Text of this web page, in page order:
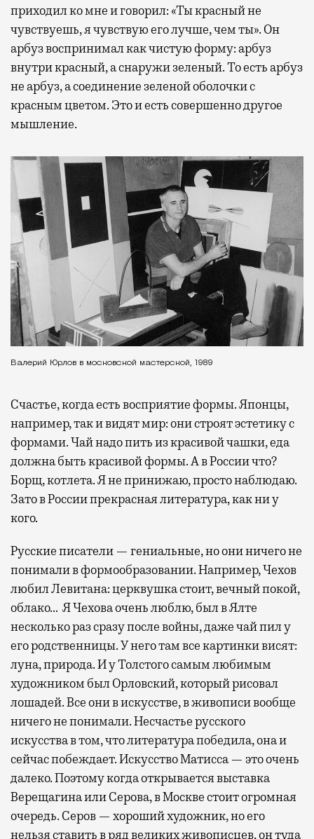
приходил ко мне и говорил: «Ты красный не
чувствуешь, я чувствую его лучше, чем ты». Он
арбуз воспринимал как чистую форму: арбуз
внутри красный, а снаружи зеленый. То есть арбуз
не арбуз, а соединение зеленой оболочки с
красным цветом. Это и есть совершенно другое
мышление.
Валерий Юрлов в московской мастерской, 1989
Счастье, когда есть восприятие формы. Японцы,
например, так и видят мир: они строят эстетику с
формами. Чай надо пить из красивой чашки, еда
должна быть красивой формы. А в России что?
Борщ, котлета. Я не принижаю, просто наблюдаю.
Зато в России прекрасная литература, как ни у
кого.
Русские писатели — гениальные, но они ничего не
понимали в формообразовании. Например, Чехов
любил Левитана: церквушка стоит, вечный покой,
облако… Я Чехова очень люблю, был в Ялте
несколько раз сразу после войны, даже чай пил у
его родственницы. У него там все картинки висят:
луна, природа. И у Толстого самым любимым
художником был Орловский, который рисовал
лошадей. Все они в искусстве, в живописи вообще
ничего не понимали. Несчастье русского
искусства в том, что литература победила, она и
сейчас побеждает. Искусство Матисса — это очень
далеко. Поэтому когда открывается выставка
Верещагина или Серова, в Москве стоит огромная
очередь. Серов — хороший художник, но его
нельзя ставить в ряд великих живописцев, он туда